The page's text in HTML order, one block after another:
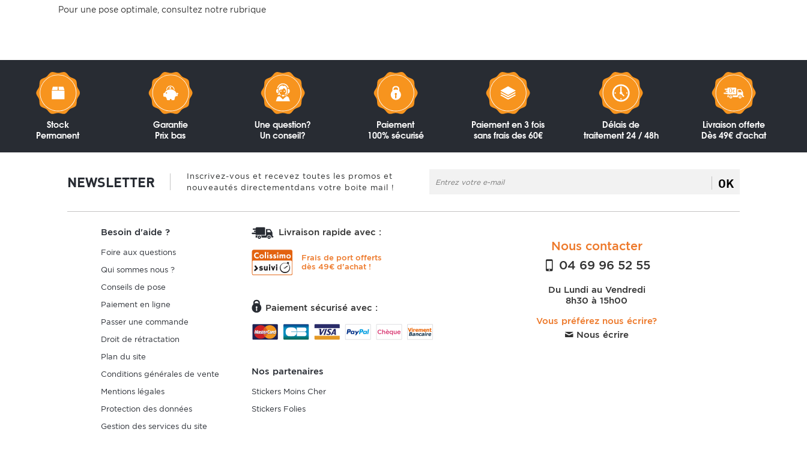
Pour une pose optimale, consultez notre rubrique
Stock
Permanent
Garantie
Prix bas
Une question?
Un conseil?
Paiement
100% sécurisé
Paiement en 3 fois
sans frais des 60€
Délais de
traitement 24 / 48h
Livraison offerte
Dès 49€ d'achat
NEWSLETTER
Inscrivez-vous et recevez toutes les promos et
nouveautés directementdans votre boite mail !
OK
Besoin d'aide ?
Foire aux questions
Qui sommes nous ?
Conseils de pose
Paiement en ligne
Passer une commande
Droit de rétractation
Plan du site
Conditions générales de vente
Mentions légales
Protection des données
Gestion des services du site
Livraison rapide avec :
Frais de port offerts
dès 49€ d'achat !
Paiement sécurisé avec :
Nos partenaires
Stickers Moins Cher
Stickers Folies
Nous contacter
04 69 96 52 55
Du Lundi au Vendredi
8h30 à 15h00
Vous préférez nous écrire?
Nous écrire